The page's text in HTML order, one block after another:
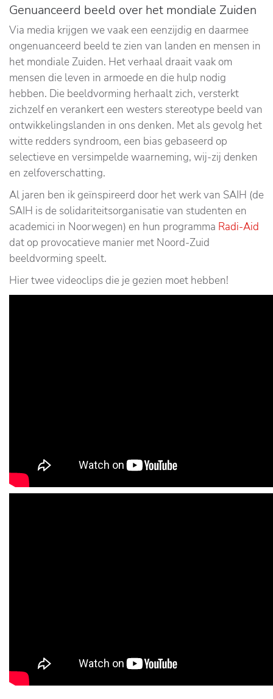
Genuanceerd beeld over het mondiale Zuiden
Via media krijgen we vaak een eenzijdig en daarmee
ongenuanceerd beeld te zien van landen en mensen in
het mondiale Zuiden. Het verhaal draait vaak om
mensen die leven in armoede en die hulp nodig
hebben. Die beeldvorming herhaalt zich, versterkt
zichzelf en verankert een westers stereotype beeld van
ontwikkelingslanden in ons denken. Met als gevolg het
witte redders syndroom, een bias gebaseerd op
selectieve en versimpelde waarneming, wij-zij denken
en zelfoverschatting.
Al jaren ben ik geïnspireerd door het werk van SAIH (de
SAIH is de solidariteitsorganisatie van studenten en
academici in Noorwegen) en hun programma Radi-Aid
dat op provocatieve manier met Noord-Zuid
beeldvorming speelt.
Hier twee videoclips die je gezien moet hebben!